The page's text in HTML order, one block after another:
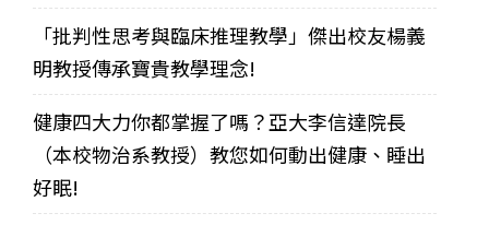
「批判性思考與臨床推理教學」傑出校友楊義
明教授傳承寶貴教學理念!
健康四大力你都掌握了嗎？亞大李信達院長
（本校物治系教授）教您如何動出健康、睡出
好眠!